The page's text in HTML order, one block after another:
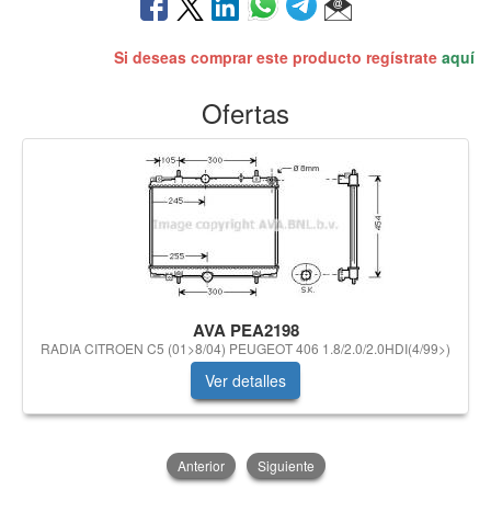
Si deseas comprar este producto regístrate aquí
Ofertas
AVA PEA2198
RADIA CITROEN C5 (01>8/04) PEUGEOT 406 1.8/2.0/2.0HDI(4/99>)
Ver detalles
Anterior Siguiente